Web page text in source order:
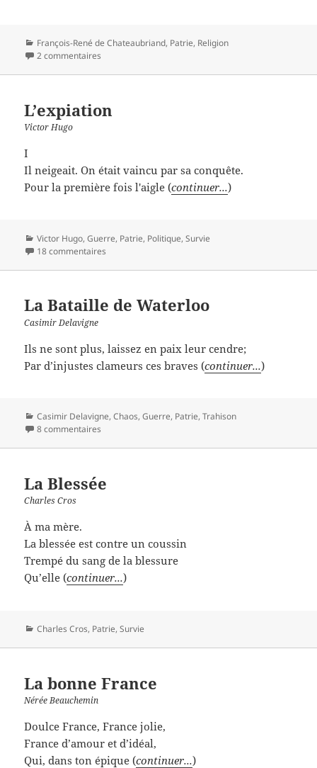
Catégories
François-René de Chateaubriand, Patrie, Religion
2 commentaires
L’expiation
Victor Hugo
I
Il neigeait. On était vaincu par sa conquête.
Pour la première fois l'aigle (continuer...)
Catégories
Victor Hugo,Guerre, Patrie, Politique,Survie
18 commentaires
La Bataille de Waterloo
Casimir Delavigne
Ils ne sont plus, laissez en paix leur cendre;
Par d’injustes clameurs ces braves (continuer...)
Catégories
Casimir Delavigne,Chaos,Guerre, Patrie,Trahison
8 commentaires
La Blessée
Charles Cros
À ma mère.
La blessée est contre un coussin
Trempé du sang de la blessure
Qu’elle (continuer...)
Catégories
Charles Cros, Patrie,Survie
La bonne France
Nérée Beauchemin
Doulce France, France jolie,
France d’amour et d’idéal,
Qui, dans ton épique (continuer...)